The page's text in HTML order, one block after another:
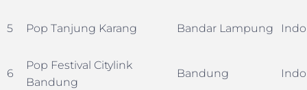
5 Pop Tanjung Karang Bandar Lampung
6
Pop Festival Citylink
Bandung
Bandung